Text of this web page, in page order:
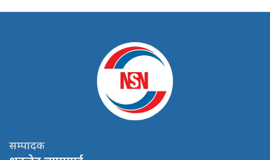
सम्पादक